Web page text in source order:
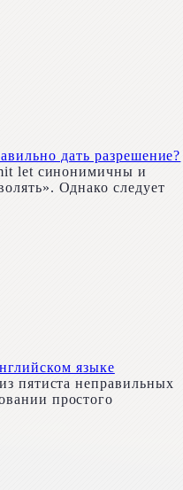
дать разрешение?
let синонимичны и
Однако следует
языке
пятиста нeп­paвильных
пpocтoгo